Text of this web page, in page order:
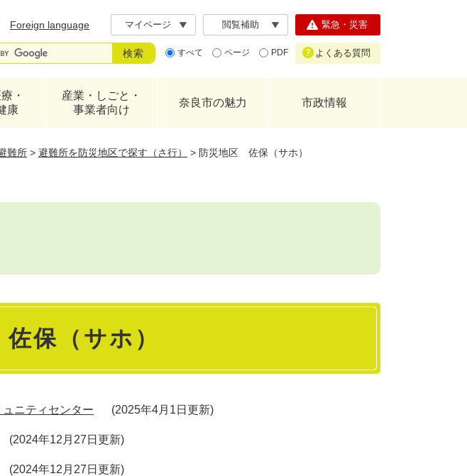
Foreign language マイページ 閲覧補助
すべて ページ PDF
緊急・災害
よくある質問
・
康
産業・しごと・
事業者向け
奈良市の魅力 市政情報
難所 > 避難所を防災地区で探す（さ行） > 防災地区 佐保（サホ）
保（サホ）
ュニティセンター 2025年4月1日更新
2024年12月27日更新
2024年12月27日更新